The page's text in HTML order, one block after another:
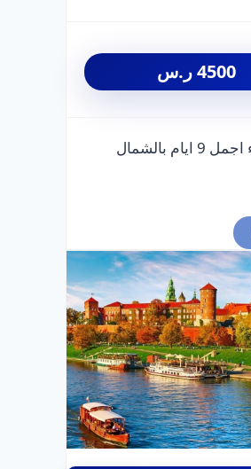
4500ر.س
استمتع بقضاء اجمل 9 ايام بالشمال